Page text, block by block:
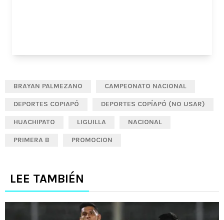
BRAYAN PALMEZANO CAMPEONATO NACIONAL
DEPORTES COPIAPÓ DEPORTES COPÍAPÓ (NO USAR)
HUACHIPATO LIGUILLA NACIONAL
PRIMERA B PROMOCION
LEE TAMBIÉN